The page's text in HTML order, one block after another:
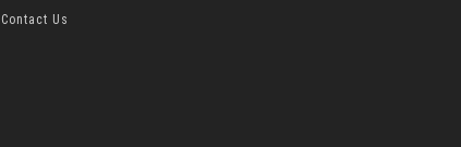
Contact Us